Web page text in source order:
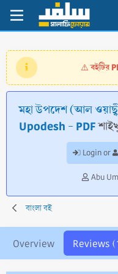
⚠️বইটির
মহা উপদেশ (আল
Upodesh - PDF
Login or
A
t
Abu
বাংলা বই
Overview Reviews